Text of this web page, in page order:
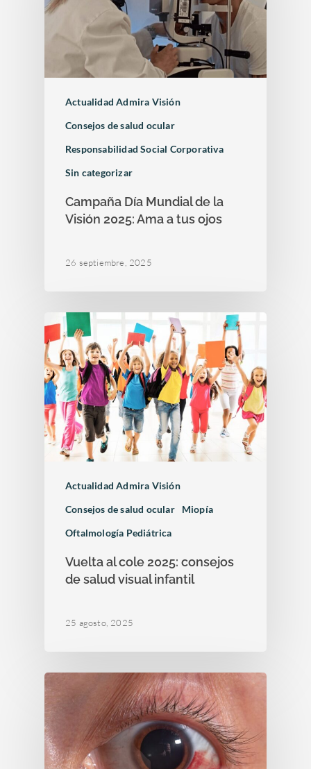
Actualidad Admira Visión
Consejos de salud ocular
Responsabilidad Social Corporativa
Sin categorizar
Campaña Día Mundial de la
Visión 2025: Ama a tus ojos
26 septiembre, 2025
Actualidad Admira Visión
Consejos de salud ocular
Miopía
Oftalmología Pediátrica
Vuelta al cole 2025: consejos
de salud visual infantil
25 agosto, 2025